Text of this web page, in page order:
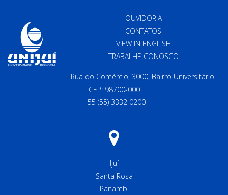
OUVIDORIA
CONTATOS
VIEW IN ENGLISH
TRABALHE CONOSCO
Rua do Comércio, 3000, Bairro Universitário.
CEP: 98700-000
+55 (55) 3332 0200
Ijuí
Santa Rosa
Panambi